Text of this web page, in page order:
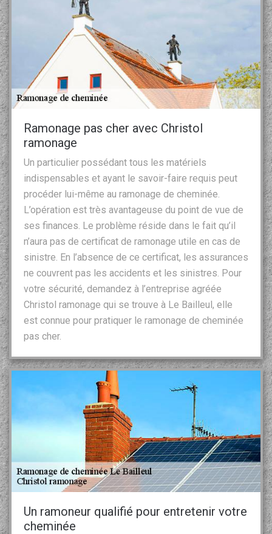
Ramonage pas cher avec Christol
ramonage
Un particulier possédant tous les matériels
indispensables et ayant le savoir-faire requis peut
procéder lui-même au ramonage de cheminée.
L’opération est très avantageuse du point de vue de
ses finances. Le problème réside dans le fait qu’il
n’aura pas de certificat de ramonage utile en cas de
sinistre. En l’absence de ce certificat, les assurances
ne couvrent pas les accidents et les sinistres. Pour
votre sécurité, demandez à l’entreprise agréée
Christol ramonage qui se trouve à Le Bailleul, elle
est connue pour pratiquer le ramonage de cheminée
pas cher.
Un ramoneur qualifié pour entretenir votre
cheminée